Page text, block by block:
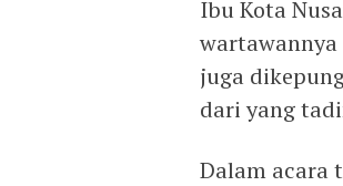
Ibu Kota
juga
dari yang
Dalam acara